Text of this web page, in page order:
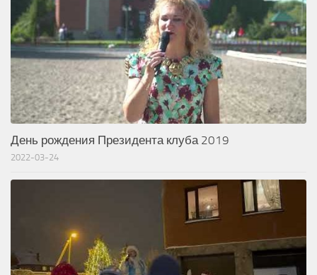
День рождения Президента клуба 2019
2022-03-24